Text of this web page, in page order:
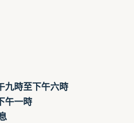
九時至下午六時
午一時